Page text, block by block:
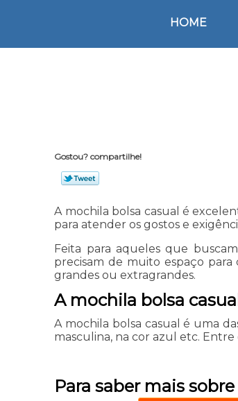
HOME
Gostou? compartilhe!
A mochila bolsa casual é
para atender os gostos e
Feita para aqueles que
precisam de muito espaço para
grandes ou extragrandes.
A mochila bolsa
A mochila bolsa casual é uma
masculina, na cor azul etc. Entre
Para saber mais